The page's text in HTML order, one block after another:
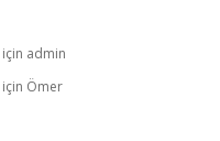
için admin
için Ömer